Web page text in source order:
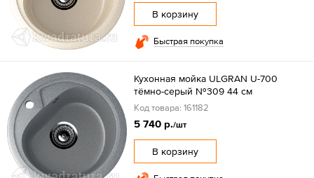
В корзину
Быстрая покупка
Кухонная мойка ULGRAN U-700
тёмно-серый №309 44 см
Код товара: 161182
5 740 р./шт
В корзину